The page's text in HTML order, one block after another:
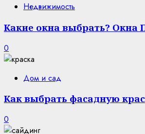
Недвижимость
Какие окна выбрать?
0
Дом и сад
Как выбрать фасадную
0